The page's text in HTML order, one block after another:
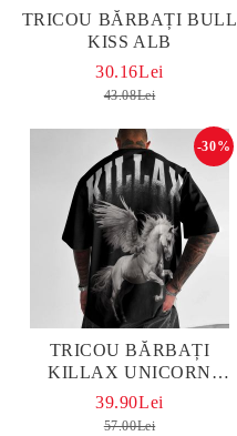
TRICOU BĂRBAȚI BULL
KISS ALB
30.16Lei
43.08Lei
TRICOU BĂRBAȚI
KILLAX UNICORN
OVERSIZED
-30%
39.90Lei
57.00Lei